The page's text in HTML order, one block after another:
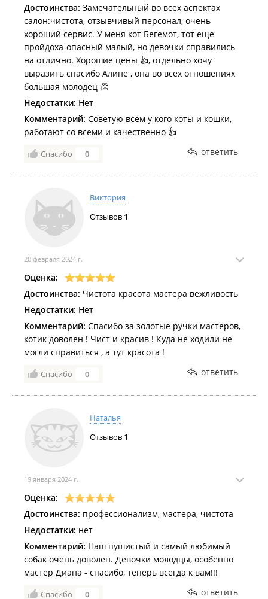
Достоинства: Замечательный во всех аспектах
салон:чистота, отзывчивый персонал, очень
хороший сервис. У меня кот Бегемот, тот еще
пройдоха-опасный малый, но девочки справились
на отлично. Хорошие цены 👍, отдельно хочу
выразить спасибо Алине , она во всех отношениях
большая молодец 👏
Недостатки: Нет
Комментарий: Советую всем у кого коты и кошки,
работают со всеми и качественно 👍
Спасибо 0 ответить
Виктория
Отзывов 1
20 февраля 2024 г.
Оценка:
Достоинства: Чистота красота мастера вежливость
Недостатки: Нет
Комментарий: Спасибо за золотые ручки мастеров,
котик доволен ! Чист и красив ! Куда не ходили не
могли справиться , а тут красота !
Спасибо 0 ответить
Наталья
Отзывов 1
19 января 2024 г.
Оценка:
Достоинства: профессионализм, мастера, чистота
Недостатки: нет
Комментарий: Наш пушистый и самый любимый
собак очень доволен. Девочки молодцы, особенно
мастер Диана - спасибо, теперь всегда к вам!!!
Спасибо 0 ответить